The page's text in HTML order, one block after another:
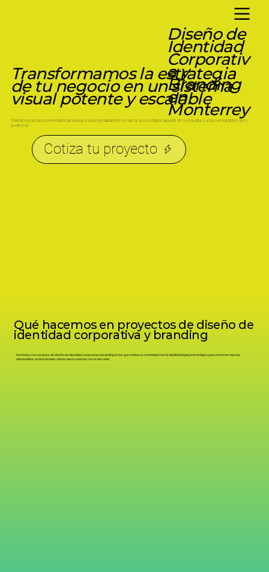
Transformamos la estrategia
de tu negocio en un sistema
visual potente y escalable
Diseñamos activos comerciales alineados a la personalidad de tu marca, a los códigos visuales de tu industria y a las necesidades de tu
audiencia.
Cotiza tu proyecto
Diseño de
Identidad
Corporativ
a y
Branding
en
Monterrey
Qué hacemos en proyectos de diseño de
identidad corporativa y branding
Contamos con servicios de diseño de identidad corporativa y branding en los que unimos la creatividad con la viabilidad legal y estratégica para construir marcas
memorables, institucionales y listas para conectar con el mercado: